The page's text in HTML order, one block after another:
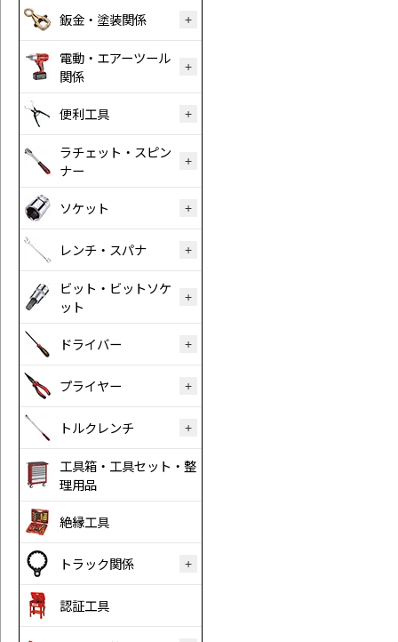
鈑金・塗装関係
電動・エアーツール
関係
便利工具
ラチェット・スピン
ナー
ソケット
レンチ・スパナ
ビット・ビットソケ
ット
ドライバー
プライヤー
トルクレンチ
工具箱・工具セット・整
理用品
絶縁工具
トラック関係
認証工具